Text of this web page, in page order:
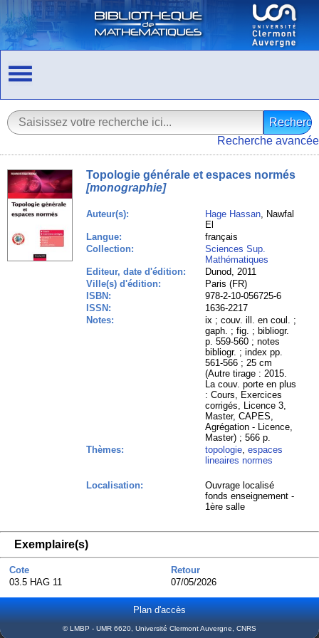
Recherche avancée
Topologie générale et espaces normés
[monographie]
Auteur(s): Hage Hassan, Nawfal
El
Langue:
français
Collection:
Sciences Sup.
Mathématiques
Editeur, date d'édition:
Dunod, 2011
Ville(s) d'édition:
Paris (FR)
ISBN:
978-2-10-056725-6
ISSN:
1636-2217
Notes:
ix ; couv. ill. en coul. ;
gaph. ; fig. ; bibliogr.
p. 559-560 ; notes
bibliogr. ; index pp.
561-566 ; 25 cm
(Autre tirage : 2015.
La couv. porte en plus
: Cours, Exercices
corrigés, Licence 3,
Master, CAPES,
Agrégation - Licence,
Master) ; 566 p.
Thèmes:
topologie,espaces
lineaires normes
Localisation:
Ouvrage localisé
fonds enseignement -
1ère salle
Exemplaire(s)
Cote
Retour
03.5 HAG 11
07/05/2026
Plan d'accès
© LMBP - UMR 6620, Université Clermont Auvergne, CNRS